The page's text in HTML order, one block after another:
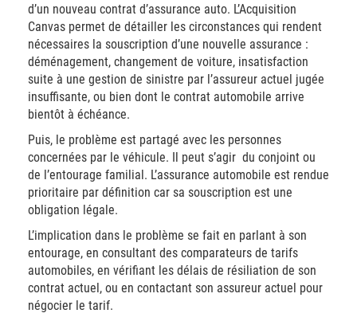
d’un nouveau contrat d’assurance auto. L’Acquisition
Canvas permet de détailler les circonstances qui rendent
nécessaires la souscription d’une nouvelle assurance :
déménagement, changement de voiture, insatisfaction
suite à une gestion de sinistre par l’assureur actuel jugée
insuffisante, ou bien dont le contrat automobile arrive
bientôt à échéance.
Puis, le problème est partagé avec les personnes
concernées par le véhicule. Il peut s’agir du conjoint ou
de l’entourage familial. L’assurance automobile est rendue
prioritaire par définition car sa souscription est une
obligation légale.
L’implication dans le problème se fait en parlant à son
entourage, en consultant des comparateurs de tarifs
automobiles, en vérifiant les délais de résiliation de son
contrat actuel, ou en contactant son assureur actuel pour
négocier le tarif.